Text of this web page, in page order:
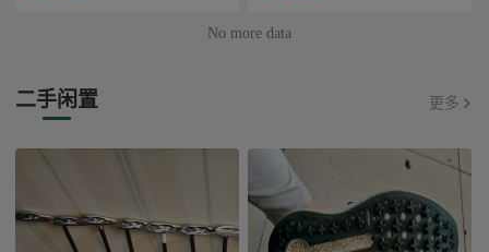
No more data
二手闲置 更多